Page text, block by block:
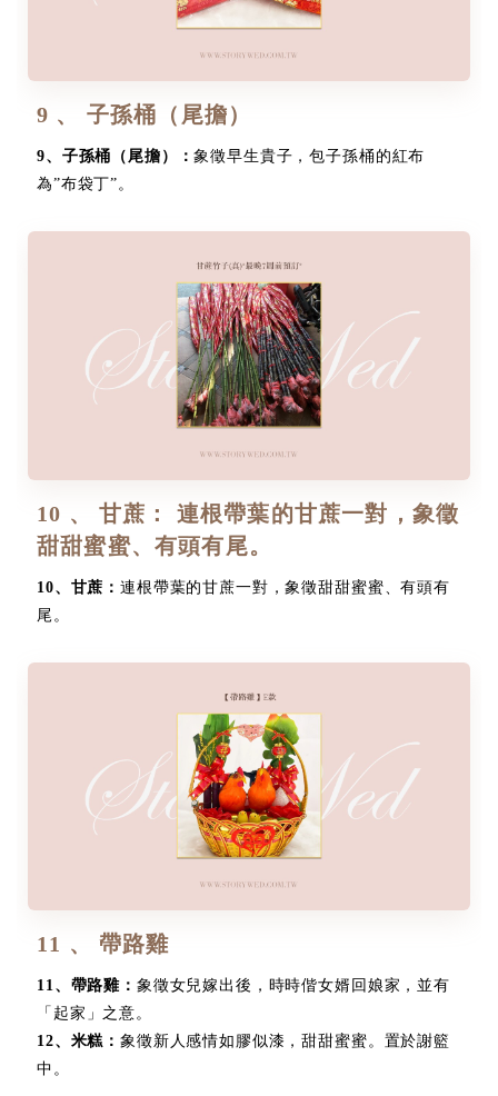
9 、 子孫桶（尾擔）
9、 子孫桶（尾擔）：象徵早生貴子，包子孫桶的紅布
為”布袋丁”。
10 、 甘蔗： 連根帶葉的甘蔗一對，象徵
甜甜蜜蜜、有頭有尾。
10、 甘蔗：連根帶葉的甘蔗一對，象徵甜甜蜜蜜、有頭有
尾。
11 、 帶路雞
11、 帶路雞： 象徵女兒嫁出後，時時偕女婿回娘家，並有
「起家」之意。
12、 米糕：象徵新人感情如膠似漆，甜甜蜜蜜。置於謝籃
中。